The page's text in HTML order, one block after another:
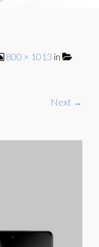
800 × 1013 in
Next →